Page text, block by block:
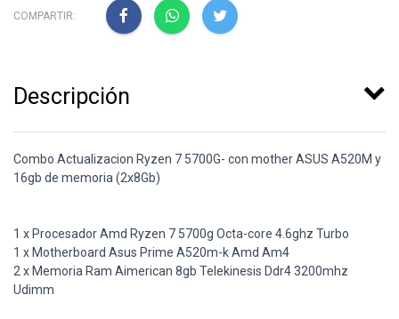
COMPARTIR:
Descripción
Combo Actualizacion Ryzen 7 5700G- con mother ASUS A520M y
16gb de memoria (2x8Gb)
1 x Procesador Amd Ryzen 7 5700g Octa-core 4.6ghz Turbo
1 x Motherboard Asus Prime A520m-k Amd Am4
2 x Memoria Ram Aimerican 8gb Telekinesis Ddr4 3200mhz
Udimm